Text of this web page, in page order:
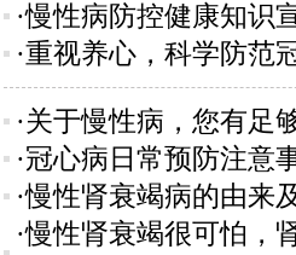
·慢性病防控健康知识
·重视养心，科学防范
·关于慢性病，您有足
·冠心病日常预防注意
·慢性肾衰竭病的由来
·慢性肾衰竭很可怕，